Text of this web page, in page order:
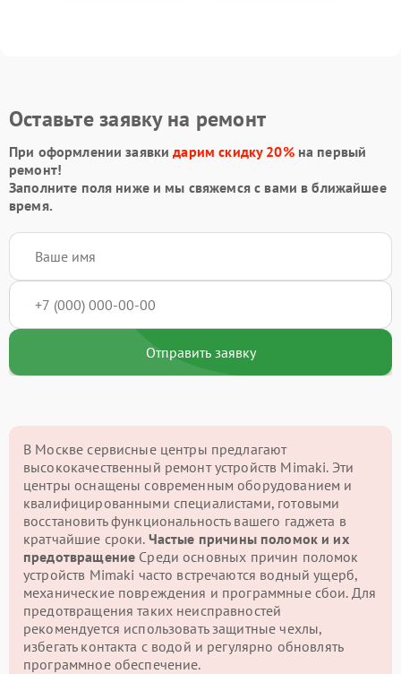
Оставьте заявку на ремонт
При оформлении заявкидарим скидку 20%на первый
ремонт!
Заполните поля ниже и мы свяжемся с вами в ближайшее
время.
Отправить заявку
В Москве сервисные центры предлагают
высококачественный ремонт устройств Mimaki. Эти
центры оснащены современным оборудованием и
квалифицированными специалистами, готовыми
восстановить функциональность вашего гаджета в
кратчайшие сроки. Частые причины поломок и их
предотвращение Среди основных причин поломок
устройств Mimaki часто встречаются водный ущерб,
механические повреждения и программные сбои. Для
предотвращения таких неисправностей
рекомендуется использовать защитные чехлы,
избегать контакта с водой и регулярно обновлять
программное обеспечение.